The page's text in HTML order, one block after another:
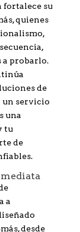
fortalece su
quienes
a probarlo.
de
un servicio
una
tu
de
a
desde